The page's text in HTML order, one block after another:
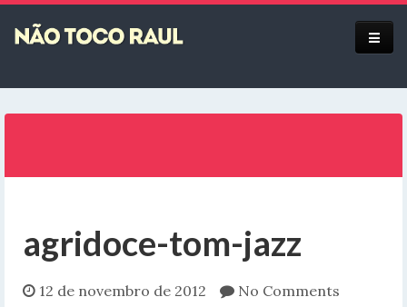
Equipe
agridoce-tom-jazz
12 de novembro de 2012 No Comments